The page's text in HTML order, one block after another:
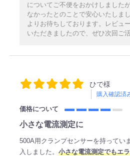
についてご不便をおかけしました
なかったとのことで安心いたしま
よりお待ちしております。レビュ
いただきましたので、ぜひ次回ご
ひで様
購入確認済
価格について
小さな電流測定に
500A用クランプセンサーを持ってい
入しました。 小さな電流測定でもエ